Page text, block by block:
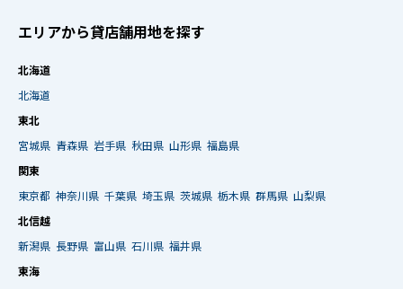
エリアから貸店舗用地を探す
北海道
北海道
東北
宮城県 青森県 岩手県 秋田県 山形県 福島県
関東
東京都 神奈川県 千葉県 埼玉県 茨城県 栃木県 群馬県 山梨県
北信越
新潟県 長野県 富山県 石川県 福井県
東海